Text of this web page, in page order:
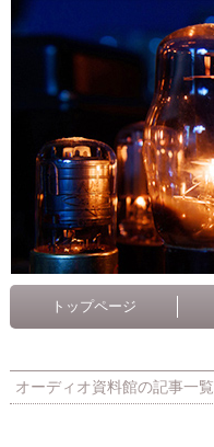
トップページ
オーディオ資料館の記事一覧